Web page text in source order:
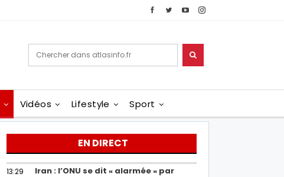
Vidéos Lifestyle Sport
EN DIRECT
13:29
Iran : l’ONU se dit « alarmée » par